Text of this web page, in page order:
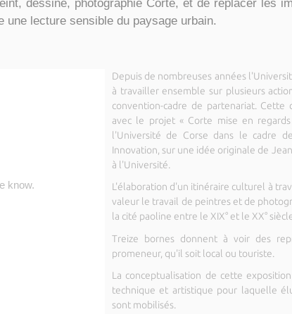
dessiné, photographié Corte, et de replacer les
lecture sensible du paysage urbain.
Depuis de nombreuses années
à travailler ensemble sur plusieurs
convention-cadre de partenariat.
avec le projet « Corte mise en
l'Université de Corse dans le cadre
Innovation, sur une idée originale de
à l'Université.
L'élaboration d'un itinéraire culturel à
valeur le travail de peintres et de
la cité paoline entre le XIX° et le XX°
Treize bornes donnent à voir des
promeneur, qu'il soit local ou touriste.
La conceptualisation de cette
technique et artistique pour laquelle
sont mobilisés.